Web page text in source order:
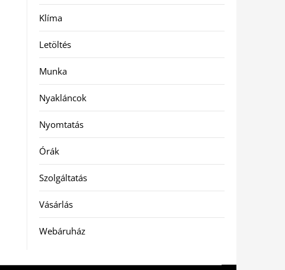
Klíma
Letöltés
Munka
Nyakláncok
Nyomtatás
Órák
Szolgáltatás
Vásárlás
Webáruház